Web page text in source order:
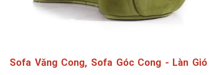
Sofa Văng Cong, Sofa Góc Cong - Làn Gió